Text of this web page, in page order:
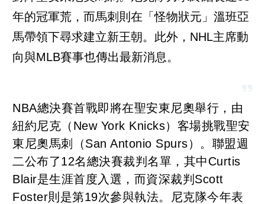
年的冠軍荒，而馬刺則在「怪物狀元」溫班亞
馬帶領下尋求建立新王朝。此外，NHL主席動
向與MLB賽事也傳出最新消息。
NBA總決賽首戰即將在聖安東尼奧舉行，由
紐約尼克（New York Knicks）客場挑戰聖安
東尼奧馬刺（San Antonio Spurs）。聯盟週
二公布了12名總決賽裁判名單，其中Curtis
Blair是生涯首度入選，而資深裁判Scott
Foster則是第19次參與執法。尼克隊今年表